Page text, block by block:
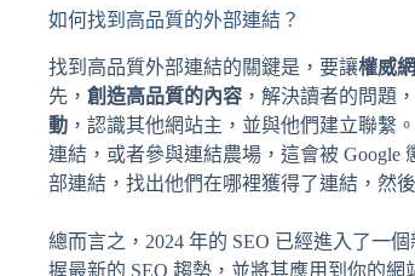
如何找到高品質的外部連結？
找到高品質外部連結的關鍵是，要讓權威
先， 創造高品質的內容 ，解決讀者的問題
動 ，認識其他網站主，並與他們建立聯繫
連結，或者參與連結農場，這會被 Google
部連結，找出他們在哪裡獲得了連結，然
總而言之，2024 年的 SEO 已經進入了一
握最新的 SEO 趨勢，並將其應用到你的網